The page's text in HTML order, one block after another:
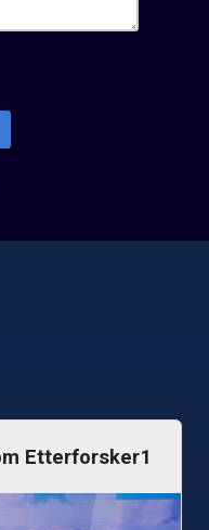
Etterforsker1